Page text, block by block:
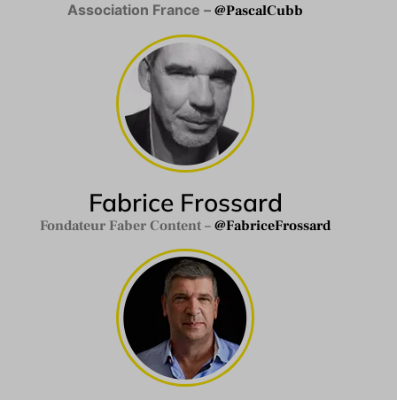
Association France – @PascalCubb
Fabrice Frossard
Fondateur Faber Content – @FabriceFrossard